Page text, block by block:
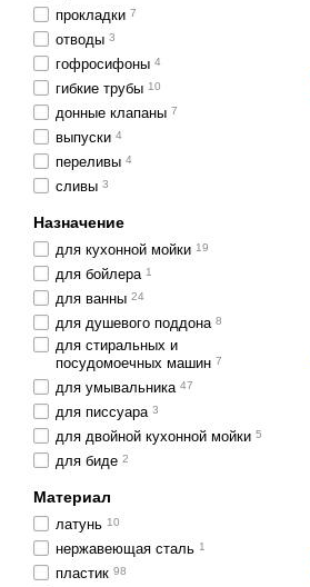
прокладки 7
отводы 3
гофросифоны 4
гибкие трубы 10
донные клапаны 7
выпуски 4
переливы 4
сливы 3
Назначение
для кухонной мойки 19
для бойлера 1
для ванны 24
для душевого поддона 8
для стиральных и
посудомоечных машин 7
для умывальника 47
для писсуара 3
для двойной кухонной мойки 5
для биде 2
Материал
латунь 10
нержавеющая сталь 1
пластик 98